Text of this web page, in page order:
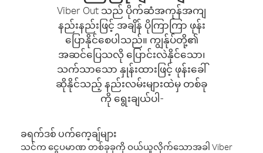
Viber Out သည် ပိုက်ဆံအကုန်အကျ
နည်းနည်းဖြင့် အချိန် ပိုကြာကြာ ဖုန်း
ပြောနိုင်စေပါသည်။ ကျွန်ုပ်တို့၏
အဆင်ပြေသလို ပြောင်းလဲနိုင်သော၊
သက်သာသော နှုန်းထားဖြင့် ဖုန်းခေါ်
ဆိုနိုင်သည့် နည်းလမ်းများထဲမှ တစ်ခု
ကို ရွေးချယ်ပါ-
ခရက်ဒစ် ပက်ကေ့ချ်များ
သင်က ငွေပမာဏ တစ်ခုခုကို ဝယ်ယူလိုက်သောအခါ Viber